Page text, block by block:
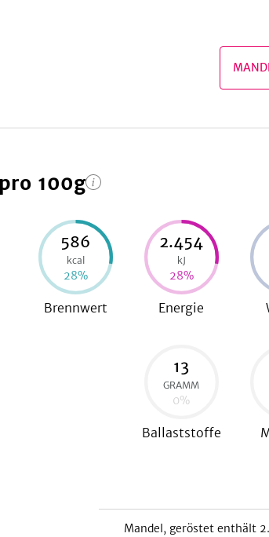
pro 100g
586
kcal
28%
Brennwert
2.454
kJ
28%
Energie
13
GRAMM
0%
Ballaststoffe
Mandel, geröstet enthält